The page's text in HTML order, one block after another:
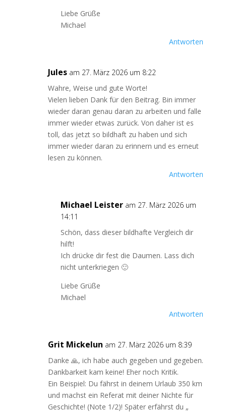
Liebe Grüße
Michael
Antworten
Jules am 27. März 2026 um 8:22
Wahre, Weise und gute Worte!
Vielen lieben Dank für den Beitrag. Bin immer
wieder daran genau daran zu arbeiten und falle
immer wieder etwas zurück. Von daher ist es
toll, das jetzt so bildhaft zu haben und sich
immer wieder daran zu erinnern und es erneut
lesen zu können.
Antworten
Michael Leister am 27. März 2026 um
14:11
Schön, dass dieser bildhafte Vergleich dir
hilft!
Ich drücke dir fest die Daumen. Lass dich
nicht unterkriegen 🙂
Liebe Grüße
Michael
Antworten
Grit Mickelun am 27. März 2026 um 8:39
Danke 🙏, ich habe auch gegeben und gegeben.
Dankbarkeit kam keine! Eher noch Kritik.
Ein Beispiel: Du fährst in deinem Urlaub 350 km
und machst ein Referat mit deiner Nichte für
Geschichte! (Note 1/2)! Später erfährst du „